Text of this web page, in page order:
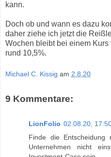
kann.
Doch ob und wann es dazu
daher ziehe ich jetzt die
Wochen bleibt bei einem
rund 10,5%.
Michael C. Kissig am 2.8.20
9 Kommentare:
LionFolio 02.08.20,
Finde die Entscheidung
Unternehmen nicht